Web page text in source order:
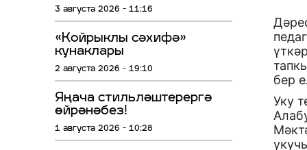
3 августа 2026 - 11:16
«Койрыклы сәхифә»
кунаклары
2 августа 2026 - 19:10
Яңача стильләштерергә
өйрәнәбез!
1 августа 2026 - 10:28
бер
Уку